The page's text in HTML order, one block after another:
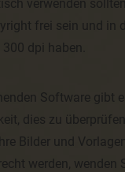
verwenden
frei sein und in
dpi haben.
Software gibt
dies zu
Bilder und
werden, wenden
wird die vom
Person
und für den Fall,
des für die
sich dieser im Falle
dieser erhobenen
Daten an Dritte,